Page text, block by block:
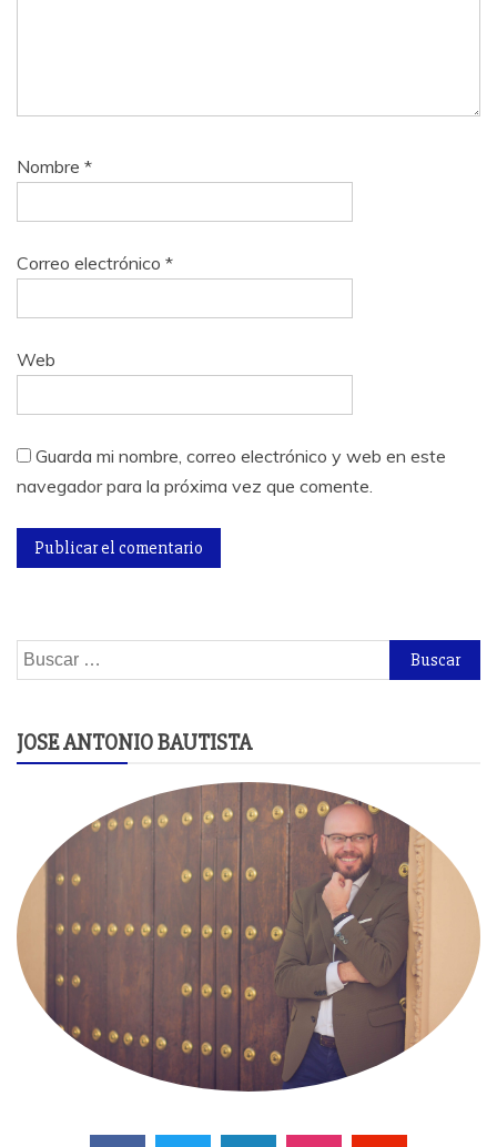
Nombre *
Correo electrónico *
Web
Guarda mi nombre, correo electrónico y web en este
navegador para la próxima vez que comente.
Buscar:
JOSE ANTONIO BAUTISTA